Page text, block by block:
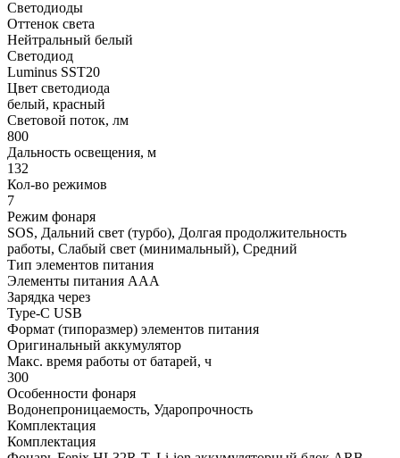
Светодиоды
Оттенок света
Нейтральный белый
Светодиод
Luminus SST20
Цвет светодиода
белый, красный
Световой поток, лм
800
Дальность освещения, м
132
Кол-во режимов
7
Режим фонаря
SOS, Дальний свет (турбо), Долгая продолжительность
работы, Слабый свет (минимальный), Средний
Тип элементов питания
Элементы питания ААА
Зарядка через
Type-C USB
Формат (типоразмер) элементов питания
Оригинальный аккумулятор
Макс. время работы от батарей, ч
300
Особенности фонаря
Водонепроницаемость, Ударопрочность
Комплектация
Комплектация